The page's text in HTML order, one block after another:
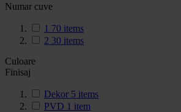
Numar cuve
1 70 items
2 30 items
Culoare
Finisaj
Dekor 5 items
PVD 1 item